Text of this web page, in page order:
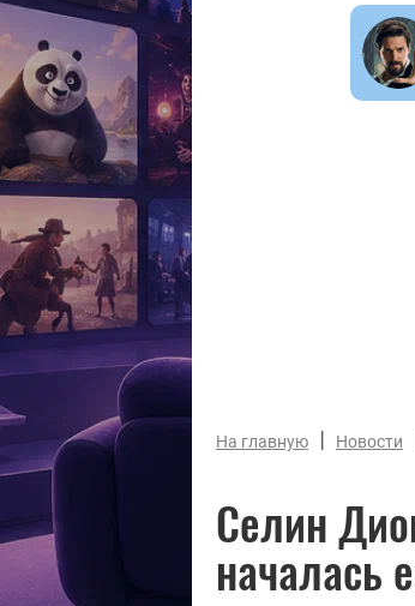
На главную | Новости
Селин
началась